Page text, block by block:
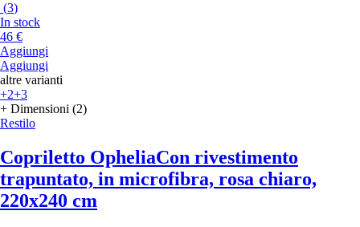
(3)
In stock
46 €
Aggiungi
Aggiungi
altre varianti
+2+3
+ Dimensioni (2)
Restilo
Copriletto OpheliaCon rivestimento
trapuntato, in microfibra, rosa chiaro,
220x240 cm